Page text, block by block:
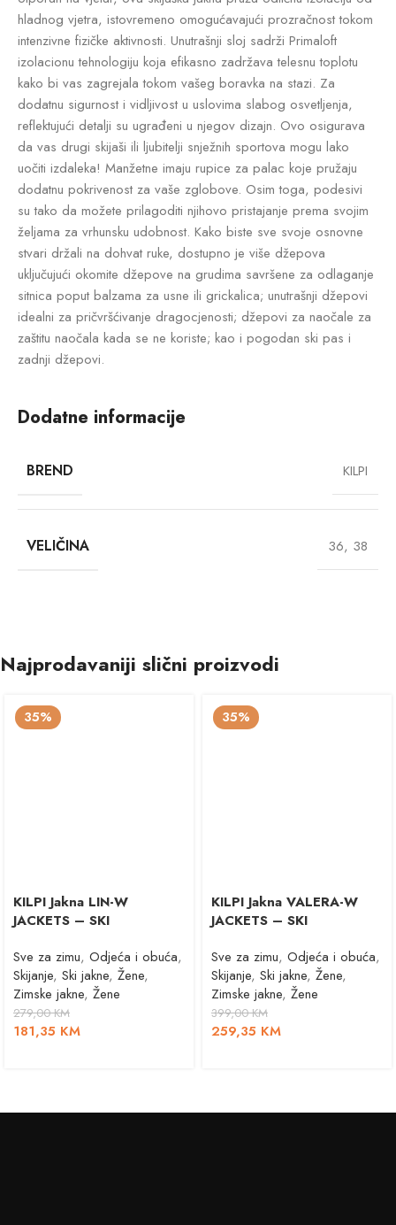
hladnog vjetra, istovremeno omogućavajući prozračnost tokom
intenzivne fizičke aktivnosti. Unutrašnji sloj sadrži Primaloft
izolacionu tehnologiju koja efikasno zadržava telesnu toplotu
kako bi vas zagrejala tokom vašeg boravka na stazi. Za
dodatnu sigurnost i vidljivost u uslovima slabog osvetljenja,
reflektujući detalji su ugrađeni u njegov dizajn. Ovo osigurava
da vas drugi skijaši ili ljubitelji snježnih sportova mogu lako
uočiti izdaleka! Manžetne imaju rupice za palac koje pružaju
dodatnu pokrivenost za vaše zglobove. Osim toga, podesivi
su tako da možete prilagoditi njihovo pristajanje prema svojim
željama za vrhunsku udobnost. Kako biste sve svoje osnovne
stvari držali na dohvat ruke, dostupno je više džepova
uključujući okomite džepove na grudima savršene za odlaganje
sitnica poput balzama za usne ili grickalica; unutrašnji džepovi
idealni za pričvršćivanje dragocjenosti; džepovi za naočale za
zaštitu naočala kada se ne koriste; kao i pogodan ski pas i
zadnji džepovi.
Dodatne informacije
BREND KILPI
VELIČINA 36, 38
Najprodavaniji slični proizvodi
35%
KILPI Jakna LIN-W
JACKETS – SKI
Sve za zimu, Odjeća i obuća,
Skijanje, Ski jakne, Žene,
Zimske jakne, Žene
279,00KM
181,35 KM
35%
KILPI Jakna VALERA-W
JACKETS – SKI
Sve za zimu, Odjeća i obuća,
Skijanje, Ski jakne, Žene,
Zimske jakne, Žene
399,00KM
259,35 KM